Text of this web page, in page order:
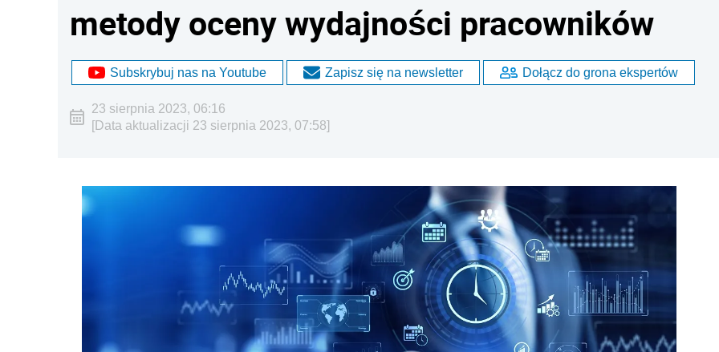
metody oceny wydajności pracowników
Subskrybuj nas na Youtube Zapisz się na newsletter Dołącz do grona ekspertów
23 sierpnia 2023, 06:16
[Data aktualizacji 23 sierpnia 2023, 07:58]